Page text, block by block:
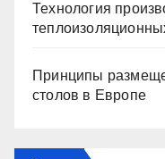
Технология
Принципы
столов в Европе